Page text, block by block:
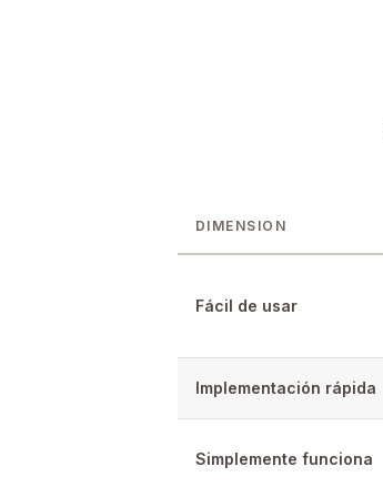
DIMENSION
Fácil de usar
Implementación rápida
Simplemente funciona